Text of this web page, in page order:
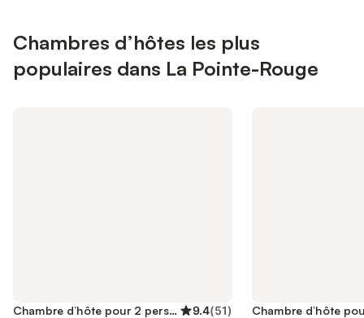
Chambres d’hôtes les plus
populaires dans La Pointe-Rouge
Chambre d’hôte pour 2 personnes 9.4(51)